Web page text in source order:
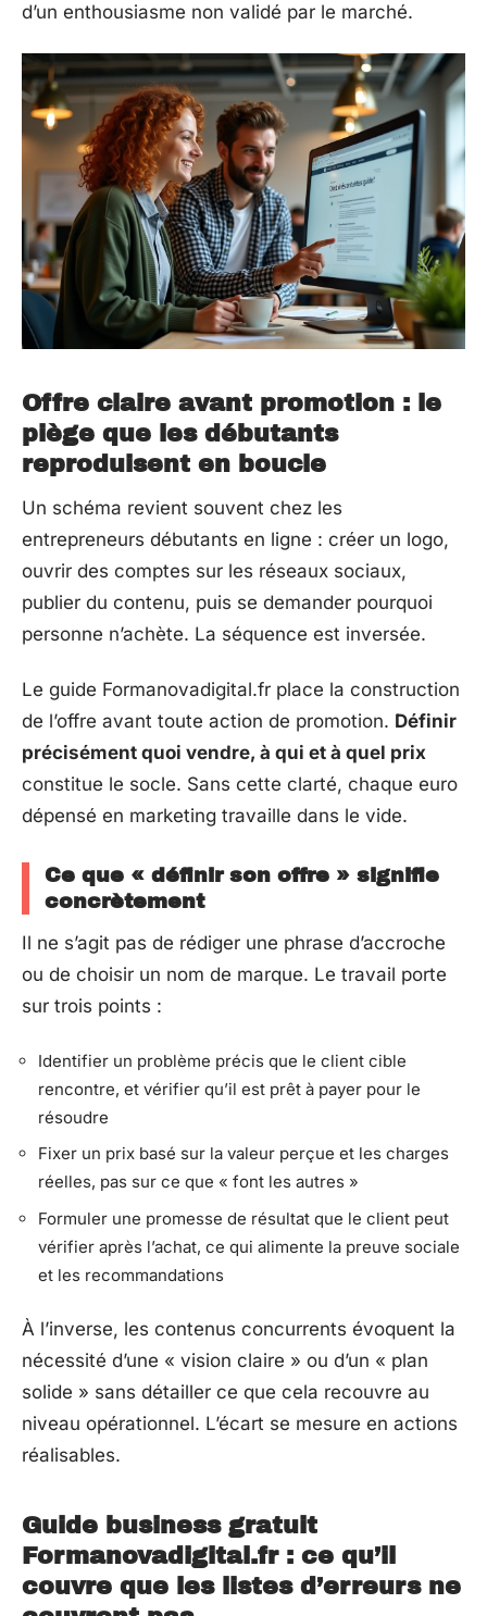
d’un enthousiasme non validé par le marché.
Offre claire avant promotion : le
piège que les débutants
reproduisent en boucle
Un schéma revient souvent chez les
entrepreneurs débutants en ligne : créer un logo,
ouvrir des comptes sur les réseaux sociaux,
publier du contenu, puis se demander pourquoi
personne n’achète. La séquence est inversée.
Le guide Formanovadigital.fr place la construction
de l’offre avant toute action de promotion. Définir
précisément quoi vendre, à qui et à quel prix
constitue le socle. Sans cette clarté, chaque euro
dépensé en marketing travaille dans le vide.
Ce que « définir son offre » signifie
concrètement
Il ne s’agit pas de rédiger une phrase d’accroche
ou de choisir un nom de marque. Le travail porte
sur trois points :
Identifier un problème précis que le client cible
rencontre, et vérifier qu’il est prêt à payer pour le
résoudre
Fixer un prix basé sur la valeur perçue et les charges
réelles, pas sur ce que « font les autres »
Formuler une promesse de résultat que le client peut
vérifier après l’achat, ce qui alimente la preuve sociale
et les recommandations
À l’inverse, les contenus concurrents évoquent la
nécessité d’une « vision claire » ou d’un « plan
solide » sans détailler ce que cela recouvre au
niveau opérationnel. L’écart se mesure en actions
réalisables.
Guide business gratuit
Formanovadigital.fr : ce qu’il
couvre que les listes d’erreurs ne